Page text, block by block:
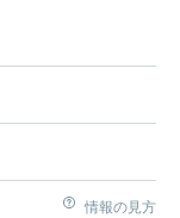
情報の見方